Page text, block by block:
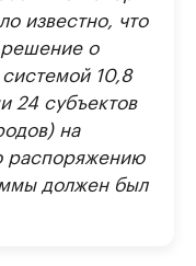
известно, что
о
10,8
24 субъектов
на
распоряжению
должен был